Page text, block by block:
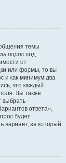
темы
опрос под
от
или формы, то вы
и как минимум два
что каждый
Вы также
выбрать
ответа»,
будет
вариант, за который